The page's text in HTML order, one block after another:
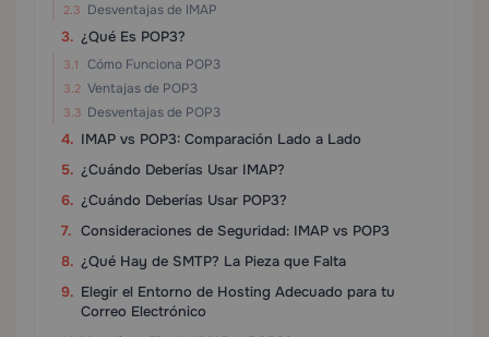
Desventajas de IMAP
¿Qué Es POP3?
Cómo Funciona POP3
Ventajas de POP3
Desventajas de POP3
IMAP vs POP3: Comparación Lado a Lado
¿Cuándo Deberías Usar IMAP?
¿Cuándo Deberías Usar POP3?
Consideraciones de Seguridad: IMAP vs POP3
¿Qué Hay de SMTP? La Pieza que Falta
Elegir el Entorno de Hosting Adecuado para tu
Correo Electrónico